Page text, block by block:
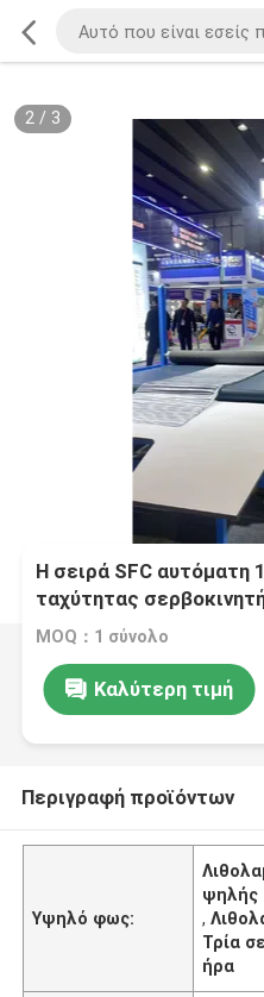
2/ 3
Η σειρά SFC αυτόματη
ταχύτητας
φλάουτο
MOQ：1 σύνολο
Καλύτερη τιμή
Περιγραφή προϊόντων
Υψηλό φως:
ψηλής
,
Τρία
ήρα